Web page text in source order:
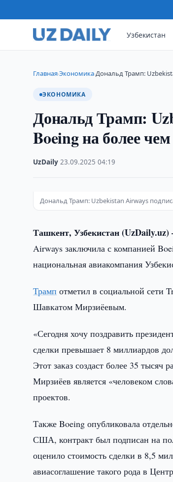
Узбекистан
Главная›Экономика›Дональд Трамп:
ЭКОНОМИКА
Дональд Трамп:
Boeing на более
UzDaily ·23.09.2025 ·04:19
Дональд Трамп: Uzbekistan Airways
Ташкент, Узбекистан
Airways заключила с компанией
национальная авиакомпания
Трамп отметил в социальной сети
Шавкатом Мирзиёевым.
«Сегодня хочу поздравить
сделки превышает 8 миллиардов
Этот заказ создаст более 35
Мирзиёев является «человеком
проектов.
Также Boeing опубликовала
США, контракт был подписан на
оценило стоимость сделки в 8,5
авиасоглашение такого рода в